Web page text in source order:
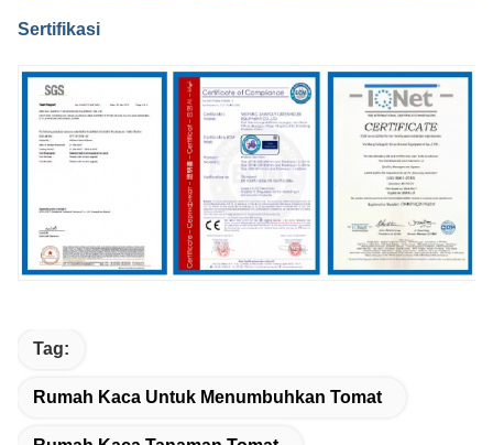
Sertifikasi
Tag:
Rumah Kaca Untuk Menumbuhkan Tomat